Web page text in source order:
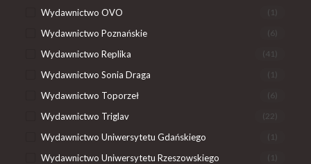
Wydawnictwo OVO (1)
Wydawnictwo Poznańskie (6)
Wydawnictwo Replika (41)
Wydawnictwo Sonia Draga (1)
Wydawnictwo Toporzeł (6)
Wydawnictwo Triglav (22)
Wydawnictwo Uniwersytetu Gdańskiego (1)
Wydawnictwo Uniwersytetu Rzeszowskiego (1)